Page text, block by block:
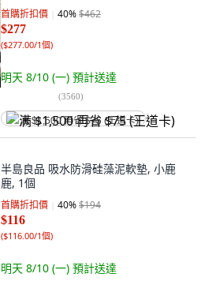
首購折扣價 40%$462
$277
($277.00/1個)
明天 8/10 (一) 預計送達
(3560)
满 $1,500 再省 $75 (王道卡)
半島良品 吸水防滑硅藻泥軟墊, 小鹿
鹿, 1個
首購折扣價 40%$194
$116
($116.00/1個)
明天 8/10 (一) 預計送達